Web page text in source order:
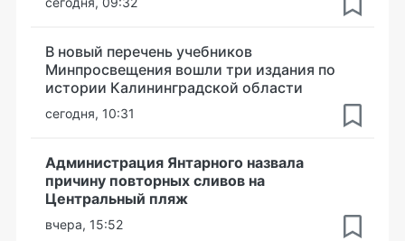
В новый перечень учебников
Минпросвещения вошли три издания по
истории Калининградской области
сегодня, 10:31
Администрация Янтарного назвала
причину повторных сливов на
Центральный пляж
вчера, 15:52